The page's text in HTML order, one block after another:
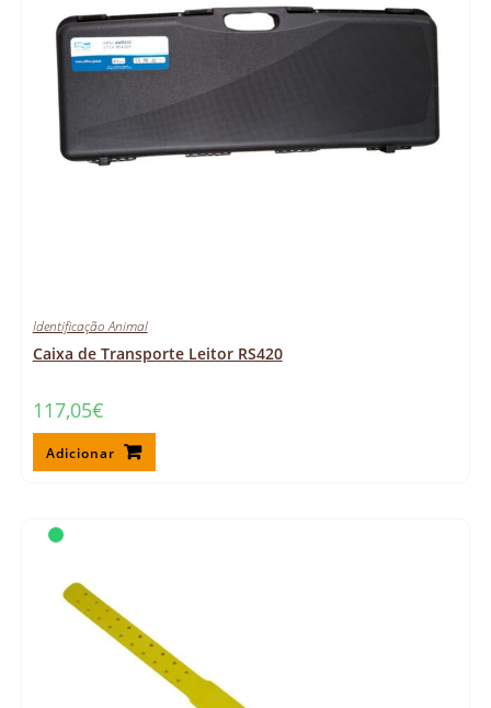
Identificação Animal
Caixa de Transporte Leitor RS420
117,05€
Adicionar